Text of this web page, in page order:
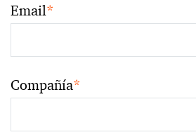
Email*
Compañía*